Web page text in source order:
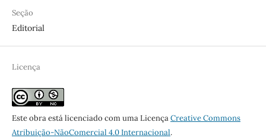
Seção
Editorial
Licença
Este obra está licenciado com uma LicençaCreative Commons
Atribuição-NãoComercial 4.0 Internacional.